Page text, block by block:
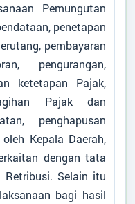
Mandala Jaya
Lada
Barat
Tengah
Pemungutan
penetapan
pembayaran
pengurangan,
ketetapan Pajak,
Pajak dan
penghapusan
Kepala Daerah,
dengan tata
Selain itu
bagi hasil